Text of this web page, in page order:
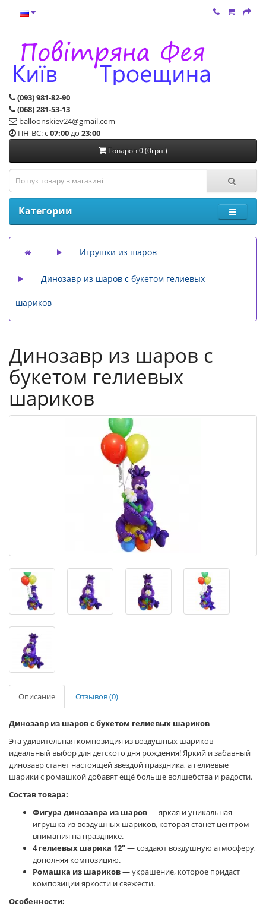
(093) 981-82-90
(068) 281-53-13
balloonskiev24@gmail.com
ПН-ВС: с07:00до 23:00
Товаров 0 (0грн.)
Категории
Игрушки из шаров
Динозавр из шаров с букетом гелиевых
шариков
Динозавр из шаров с
букетом гелиевых
шариков
Описание Отзывов (0)
Динозавр из шаров с букетом гелиевых шариков
Эта удивительная композиция из воздушных шариков —
идеальный выбор для детского дня рождения! Яркий и забавный
динозавр станет настоящей звездой праздника, а гелиевые
шарики с ромашкой добавят ещё больше волшебства и радости.
Состав товара:
Фигура динозавра из шаров— яркая и уникальная
игрушка из воздушных шариков, которая станет центром
внимания на празднике.
4 гелиевых шарика 12"— создают воздушную атмосферу,
дополняя композицию.
Ромашка из шариков— украшение, которое придаст
композиции яркости и свежести.
Особенности: